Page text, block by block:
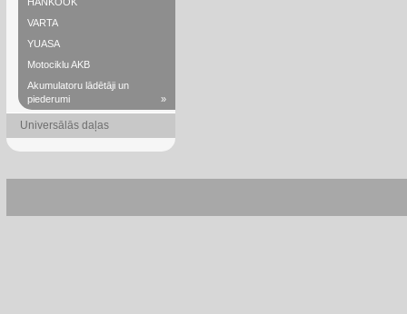
VARTA
YUASA
Motociklu AKB
Akumulatoru lādētāji un
piederumi
»
Universālās daļas